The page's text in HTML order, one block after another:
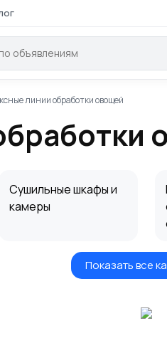
линии обработки овощей
Сушильные шкафы и
камеры
Производство кофе
Показать все